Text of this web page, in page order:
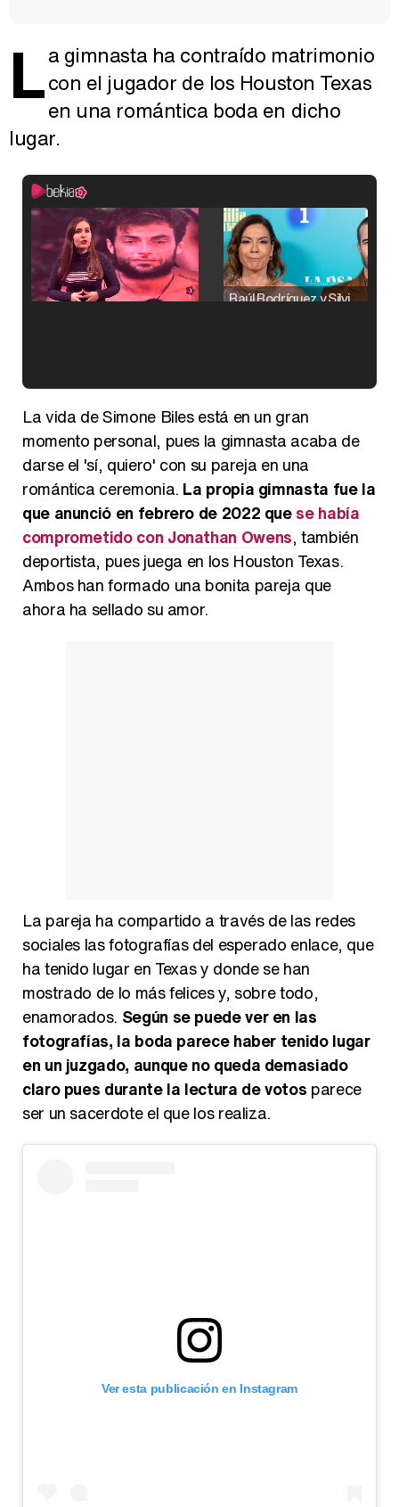
La gimnasta ha contraído matrimonio
con el jugador de los Houston Texas
en una romántica boda en dicho
lugar.
Raúl Rodríguez y Silvia Taulés nos cuentan su papel en 'La familia de la tele'
Carlota Corredera y Javier de Hoyos: "La tele tiene que representar al público también y aquí están todos los perfiles posibles&quo;
Magdalena de Suecia responde a las críticas y explica por qué le han permitido lanzar su propio negocio
La vida de Simone Biles está en un gran
momento personal, pues la gimnasta acaba de
darse el 'sí, quiero' con su pareja en una
romántica ceremonia. La propia gimnasta fue la
que anunció en febrero de 2022 quese había
comprometido con Jonathan Owens, también
deportista, pues juega en los Houston Texas.
Ambos han formado una bonita pareja que
ahora ha sellado su amor.
La pareja ha compartido a través de las redes
sociales las fotografías del esperado enlace, que
ha tenido lugar en Texas y donde se han
mostrado de lo más felices y, sobre todo,
enamorados. Según se puede ver en las
fotografías, la boda parece haber tenido lugar
en un juzgado, aunque no queda demasiado
claro pues durante la lectura de votos parece
ser un sacerdote el que los realiza.
Ver esta publicación en Instagram